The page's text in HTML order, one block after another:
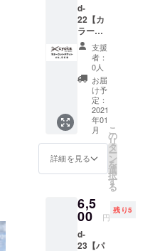
するこ
とがで
きま
す。 ご
都合許
す場合
は、リ
ターン
の額に
上乗せ
して、
ご支援
頂けま
すと大
変嬉し
いで
月間を
受取期
限とさ
せてい
ただき
ます。
※郵送の
場合は
出店者
からの
お届け
となり
ます。
※SOKO
KAKAK
Aで直接
りにな
られた
い方
は、備
考欄に
い。店
舗での
受け取
りは、
オープ
ン後
（2021
年2月を
予定）
から6ヶ
月間を
受取期
限とさ
せてい
ただき
ます。
場合は
出店者
からの
お届け
となり
※郵送の
場合は
出店者
からの
お届け
となり
ます。
※SOKO
KAKAK
Aで直接
受け取
りにな
られた
は、備
考欄に
を記載
くださ
い。
オープ
ン後の
は、郵
送もし
くは店
舗での
受け取
りの選
択が可
能です
ので以
下のプ
ルダウ
ンから
ださ
い。店
りは、
オープ
ン後
（2021
ングに
も変更
可能で
す。 ピ
アスタ
イプか
イヤリ
ングタ
イプに
つきま
しては
プルダ
て選択
いただ
磁器製/
瑠璃釉/
焼成温
度
す。
https://
masan
orijo.tu
mblr.co
品内容
瑠璃 ピ
アス 丸
(直径
1.8cm)
※イヤリ
ングに
も変更
イプか
イヤリ
イプに
アカッ
トのチ
ケット
を出品
いただ
きまし
た！
https://
cyokah
airsalo
n.com
＜出品
者コメ
ント＞
楽し
く、市
外から
も足を
運んで
d-
22【カ
ラー
カット
チケッ
ト】 薩
摩川内
市平佐
町にあ
る 美容
「cyok
a hair
salon」
様から
ご協力
がけを
いただ
き、カ
ラー
カット
支援
者：
0人
お届
け予
定：
2021
年01
月
詳細を見る
こ
の
リ
タ
ー
ン
を
選
択
す
る
6,5
00 円
残り5
d-
23【パ